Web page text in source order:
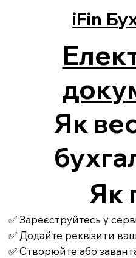
iFin
Як
✅ Зареєструйтесь у
✅ Додайте реквізити
✅ Створюйте або
Як